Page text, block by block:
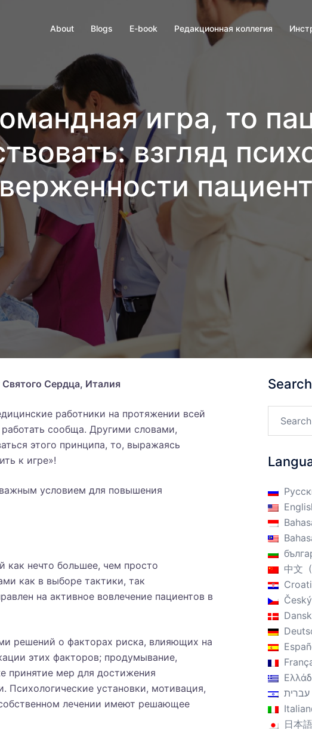
About Blogs E-book Редакционная коллегия
игра, то
взгляд
Сердца, Италия
работники на протяжении всей
сообща. Другими словами,
этого принципа, то, выражаясь
к игре»!
важным условием для повышения
как нечто большее, чем просто
как в выборе тактики, так
на активное вовлечение пациентов в
решений о факторах риска, влияющих на
этих факторов; продумывание,
принятие мер для достижения
Психологические установки, мотивация,
лечении имеют решающее
中文
Český
Dansk
עברית
日本語